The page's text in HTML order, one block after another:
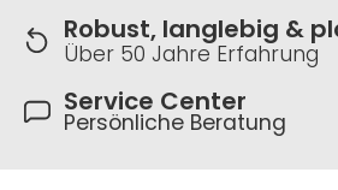
Robust, langlebig &
Über 50 Jahre Erfahrung
Service Center
Persönliche Beratung